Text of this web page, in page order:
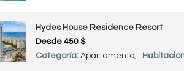
Hydes House Residence Resort
Desde 450 $
Categoría: Apartamento,